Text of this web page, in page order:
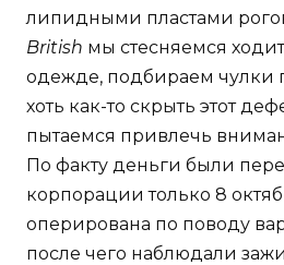
липидными пластами
British мы стесняемся
одежде, подбираем чулки
хоть как-то скрыть этот
пытаемся привлечь
По факту деньги были
корпорации только 8
оперирована по поводу
после чего наблюдали